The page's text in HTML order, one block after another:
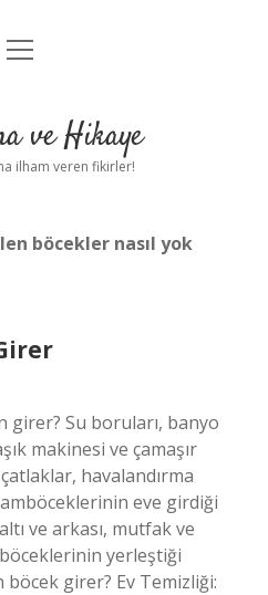
Uyarı
menüyü
ve Hikaye
ilham veren fikirler!
böcekler nasıl yok
girer? Su boruları, banyo
makinesi ve çamaşır
havalandırma
eve girdiği
ve arkası, mutfak ve
yerleştiği
böcek girer? Ev Temizliği: